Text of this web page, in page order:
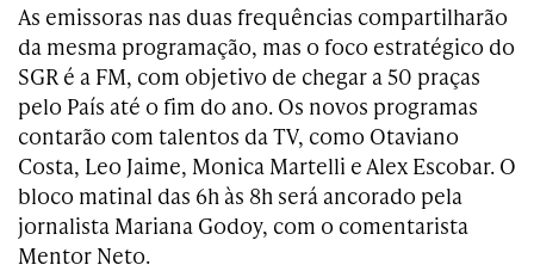
As emissoras nas duas frequências compartilharão
da mesma programação, mas o foco estratégico do
SGR é a FM, com objetivo de chegar a 50 praças
pelo País até o fim do ano. Os novos programas
contarão com talentos da TV, como Otaviano
Costa, Leo Jaime, Monica Martelli e Alex Escobar. O
bloco matinal das 6h às 8h será ancorado pela
jornalista Mariana Godoy, com o comentarista
Mentor Neto.